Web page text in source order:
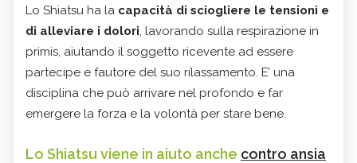
Lo Shiatsu ha la capacità di sciogliere le tensioni e
di alleviare i dolori, lavorando sulla respirazione in
primis, aiutando il soggetto ricevente ad essere
partecipe e fautore del suo rilassamento. E’ una
disciplina che può arrivare nel profondo e far
emergere la forza e la volontà per stare bene.
Lo Shiatsu viene in aiuto anche contro ansia